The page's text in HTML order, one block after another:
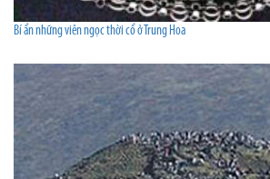
Bí ẩn những viên ngọc thời cổ ở Trung Hoa